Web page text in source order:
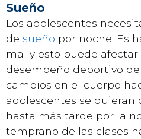
Sueño
Los adolescentes
de sueño por noche. Es
mal y esto puede afectar
desempeño deportivo
cambios en el cuerpo
adolescentes se quieran
hasta más tarde por la
temprano de las clases